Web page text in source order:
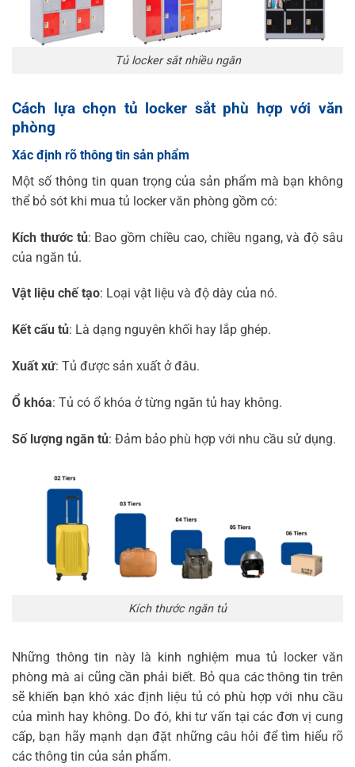
Tủ locker sắt nhiều ngăn
Cách lựa chọn tủ locker sắt phù hợp với văn
phòng
Xác định rõ thông tin sản phẩm
Một số thông tin quan trọng của sản phẩm mà bạn không
thể bỏ sót khi mua tủ locker văn phòng gồm có:
Kích thước tủ: Bao gồm chiều cao, chiều ngang, và độ sâu
của ngăn tủ.
Vật liệu chế tạo: Loại vật liệu và độ dày của nó.
Kết cấu tủ: Là dạng nguyên khối hay lắp ghép.
Xuất xứ: Tủ được sản xuất ở đâu.
Ổ khóa: Tủ có ổ khóa ở từng ngăn tủ hay không.
Số lượng ngăn tủ: Đảm bảo phù hợp với nhu cầu sử dụng.
Kích thước ngăn tủ
Những thông tin này là kinh nghiệm mua tủ locker văn
phòng mà ai cũng cần phải biết. Bỏ qua các thông tin trên
sẽ khiến bạn khó xác định liệu tủ có phù hợp với nhu cầu
của mình hay không. Do đó, khi tư vấn tại các đơn vị cung
cấp, bạn hãy mạnh dạn đặt những câu hỏi để tìm hiểu rõ
các thông tin của sản phẩm.